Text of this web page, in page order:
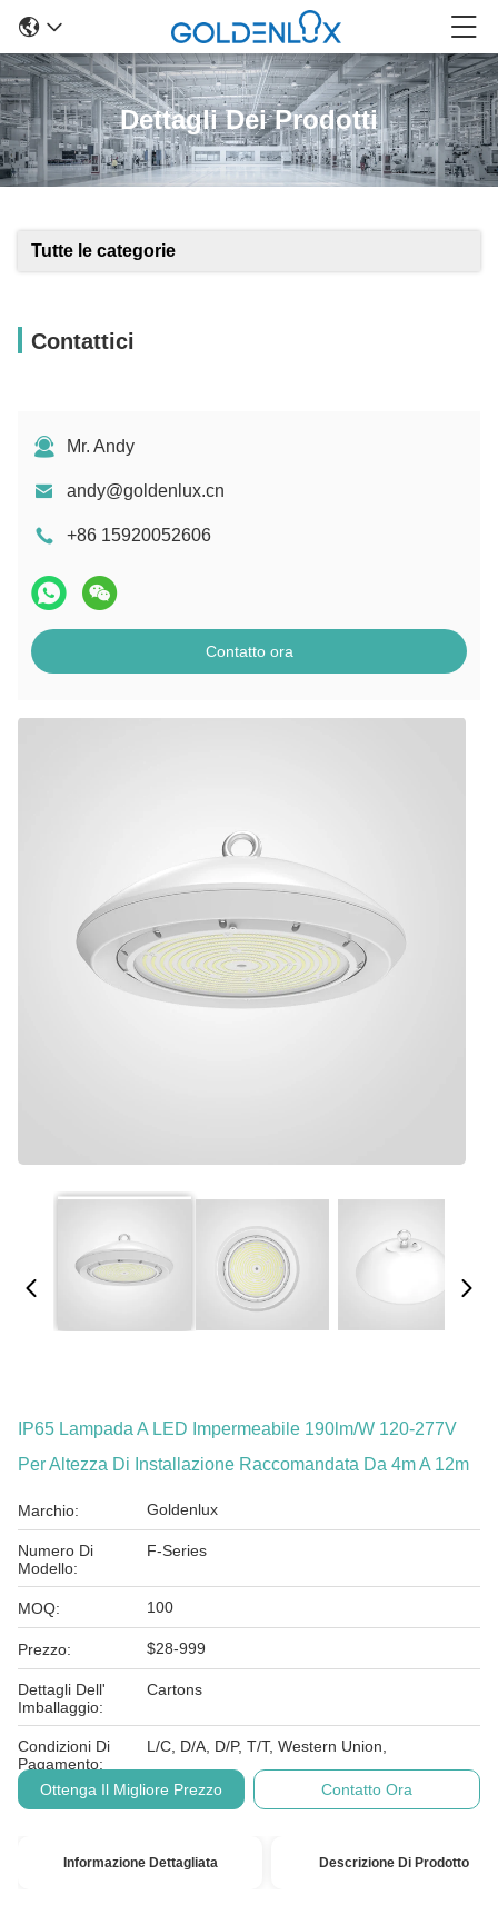
Dettagli Dei Prodotti
Tutte le categorie
Contattici
Mr. Andy
andy@goldenlux.cn
+86 15920052606
Contatto ora
IP65 Lampada A LED Impermeabile 190lm/W 120-277V
Per Altezza Di Installazione Raccomandata Da 4m A 12m
Marchio: Goldenlux
Numero Di
Modello:
F-Series
MOQ: 100
Prezzo: $28-999
Dettagli Dell'
Imballaggio:
Cartons
Condizioni Di
Pagamento:
L/C, D/A, D/P, T/T, Western Union,
Ottenga Il Migliore Prezzo Contatto Ora
Informazione Dettagliata Descrizione Di Prodotto